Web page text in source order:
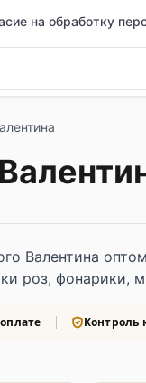
на обработку
Валентина
роз, фонарики,
Контроль